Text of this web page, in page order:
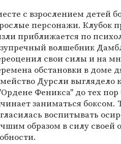
с взрослением детей
персонажи. Клубок
приближается по
волшебник
свои силы и на
обстановки в доме
Дурсли
Феникса" до тех
заниматься боксом.
воспитывать
образом в силу своей